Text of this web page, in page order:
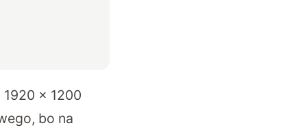
x 1200
bo na